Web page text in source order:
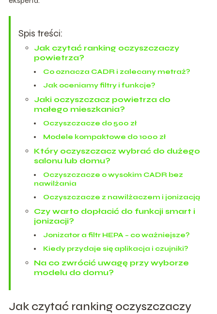
Spis treści:
Jak czytać ranking oczyszczaczy
powietrza?
Co oznacza CADR i zalecany metraż?
Jak oceniamy filtry i funkcje?
Jaki oczyszczacz powietrza do
małego mieszkania?
Oczyszczacze do 500 zł
Modele kompaktowe do 1000 zł
Który oczyszczacz wybrać do dużego
salonu lub domu?
Oczyszczacze o wysokim CADR bez
nawilżania
Oczyszczacze z nawilżaczem i jonizacją
Czy warto dopłacić do funkcji smart i
jonizacji?
Jonizator a filtr HEPA – co ważniejsze?
Kiedy przydaje się aplikacja i czujniki?
Na co zwrócić uwagę przy wyborze
modelu do domu?
Jak czytać ranking oczyszczaczy